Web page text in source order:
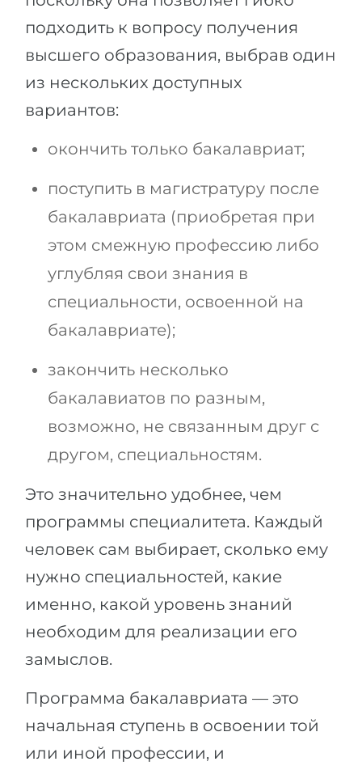
Успехна
100%
Наши студенты успешно поступают
Казахстан
Азербайджан
Армения
Другая страна
ЗАПИСАТЬСЯ НА КОНСУЛЬТАЦИЮ
подходить к вопросу получения
высшего образования, выбрав один
из нескольких доступных
вариантов:
окончить только бакалавриат;
поступить в магистратуру после
бакалавриата (приобретая при
этом смежную профессию либо
углубляя свои знания в
специальности, освоенной на
бакалавриате);
закончить несколько
бакалавиатов по разным,
возможно, не связанным друг с
другом, специальностям.
Это значительно удобнее, чем
программы специалитета. Каждый
человек сам выбирает, сколько ему
нужно специальностей, какие
именно, какой уровень знаний
необходим для реализации его
замыслов.
Программа бакалавриата — это
начальная ступень в освоении той
или иной профессии, и